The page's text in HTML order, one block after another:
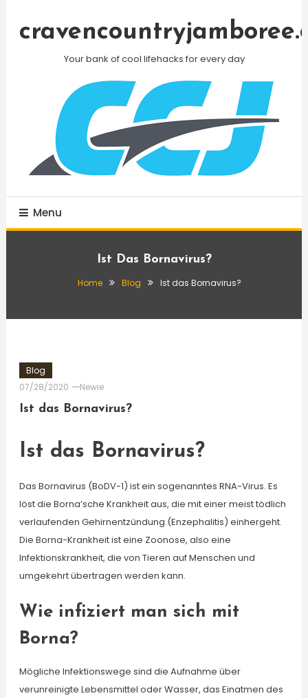
Your bank of cool lifehacks for every day
Menu
Ist Das Bornavirus?
Home Blog Ist das Bornavirus?
Blog
07/28/2020
Newie
Ist das Bornavirus?
Ist das Bornavirus?
Das Bornavirus (BoDV-1) ist ein sogenanntes RNA-Virus. Es
löst die Borna’sche Krankheit aus, die mit einer meist tödlich
verlaufenden Gehirnentzündung (Enzephalitis) einhergeht.
Die Borna-Krankheit ist eine Zoonose, also eine
Infektionskrankheit, die von Tieren auf Menschen und
umgekehrt übertragen werden kann.
Wie infiziert man sich mit
Borna?
Mögliche Infektionswege sind die Aufnahme über
verunreinigte Lebensmittel oder Wasser, das Einatmen des